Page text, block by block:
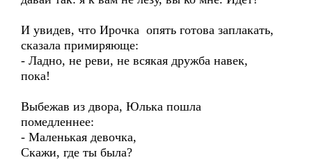
И увидев, что Ирочка опять готова заплакать,
сказала примиряюще:
- Ладно, не реви, не всякая дружба навек,
пока!
Выбежав из двора, Юлька пошла
помедленнее:
- Маленькая девочка,
Скажи, где ты была?